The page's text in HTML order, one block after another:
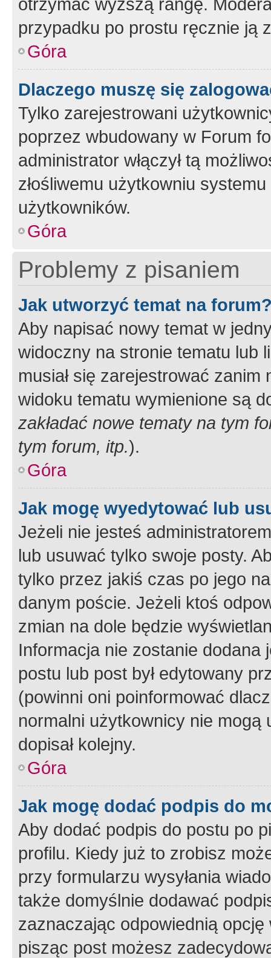
przypadku po prostu ręcznie ją
Góra
Dlaczego muszę się
Tylko zarejestrowani
poprzez wbudowany w Forum
administrator włączył tą
złośliwemu użytkowniu
użytkowników.
Góra
Problemy z pisaniem
Jak utworzyć temat na
Aby napisać nowy temat w
widoczny na stronie tematu lub
musiał się zarejestrować
widoku tematu wymienione są
zakładać nowe tematy na tym
tym forum, itp.).
Góra
Jak mogę wyedytować lub
Jeżeli nie jesteś
lub usuwać tylko swoje posty.
tylko przez jakiś czas po jego
danym poście. Jeżeli ktoś
zmian na dole będzie
Informacja nie zostanie dodana
postu lub post był edytowany
(powinni oni poinformować
normalni użytkownicy nie
dopisał kolejny.
Góra
Jak mogę dodać podpis do
Aby dodać podpis do postu po
profilu. Kiedy już to zrobisz
przy formularzu wysyłania
także domyślnie dodawać
zaznaczając odpowiednią
pisząc post możesz